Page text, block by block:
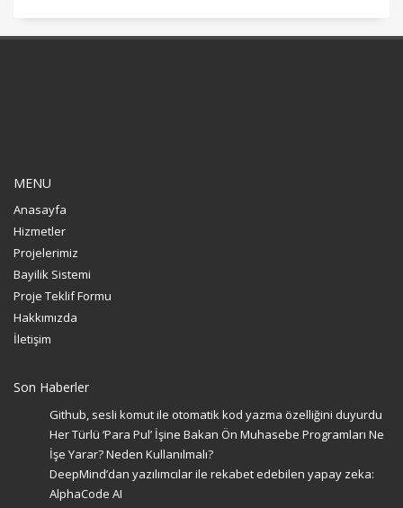
MENU
Anasayfa
Hizmetler
Projelerimiz
Bayilik Sistemi
Proje Teklif Formu
Hakkımızda
İletişim
Son Haberler
Github, sesli komut ile otomatik kod yazma özelliğini duyurdu
Her Türlü ‘Para Pul’ İşine Bakan Ön Muhasebe Programları Ne
İşe Yarar? Neden Kullanılmalı?
DeepMind’dan yazılımcılar ile rekabet edebilen yapay zeka:
AlphaCode AI